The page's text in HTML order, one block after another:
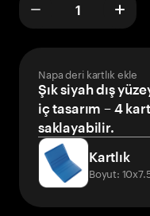
Napa deri kartlık ekle
Şık siyah dış
iç tasarım – 4
saklayabilir.
Kartlık
Boyut: